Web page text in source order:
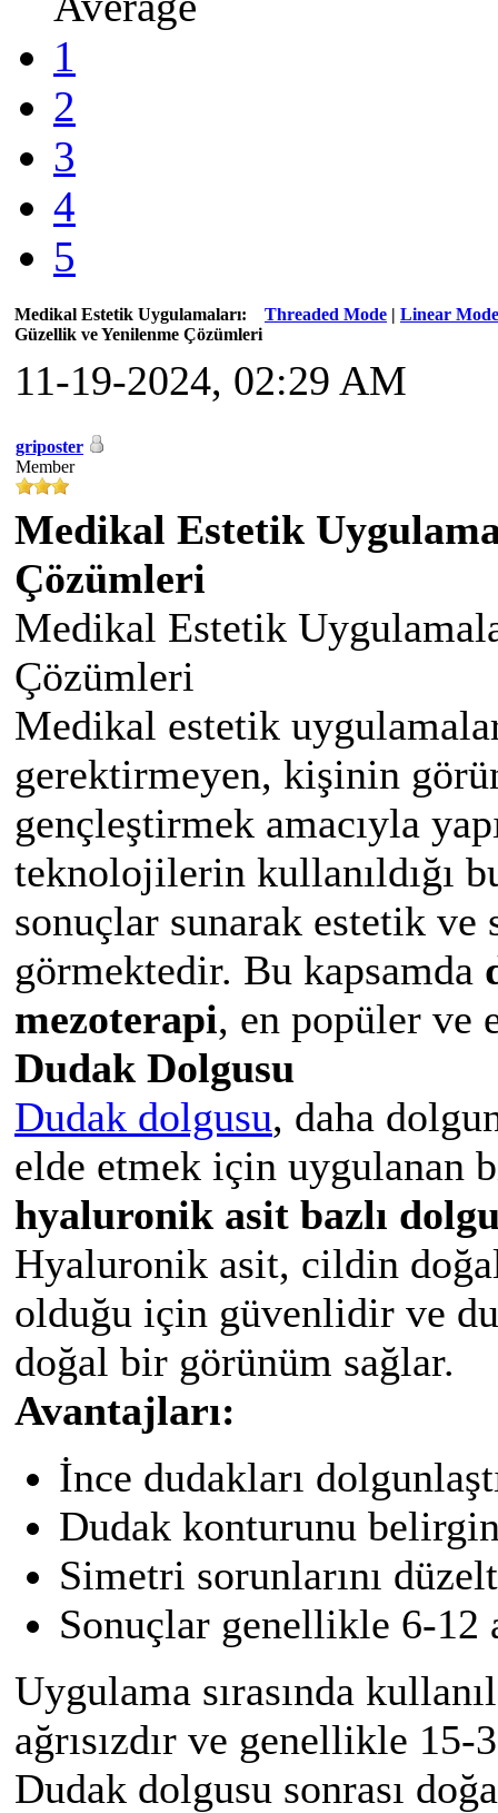
1
2
3
4
5
Threaded Mode | Linear Mode
Medikal Estetik Uygulamaları:
Güzellik ve Yenilenme Çözümleri
11-19-2024, 02:29 AM
griposter
Member
Medikal Estetik
Çözümleri
Medikal Estetik
Çözümleri
Medikal estetik
gerektirmeyen, kişinin
gençleştirmek amacıyla
teknolojilerin kullanıldığı
sonuçlar sunarak estetik
görmektedir. Bu kapsamda
mezoterapi, en popüler ve
Dudak Dolgusu
Dudak dolgusu, daha
elde etmek için uygulanan
hyaluronik asit bazlı
Hyaluronik asit, cildin
olduğu için güvenlidir ve
doğal bir görünüm sağlar.
Avantajları:
İnce dudakları
Dudak konturunu
Simetri sorunlarını
Sonuçlar genellikle 6-12
Uygulama sırasında
ağrısızdır ve genellikle
Dudak dolgusu sonrası